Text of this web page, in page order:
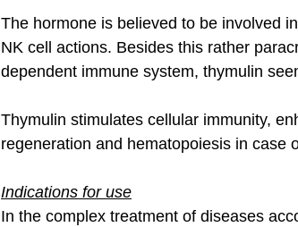
The hormone is believed to be involved
NK cell actions. Besides this rather
dependent immune system, thymulin
Thymulin stimulates cellular immunity,
regeneration and hematopoiesis in case
Indications for use
In the complex treatment of diseases